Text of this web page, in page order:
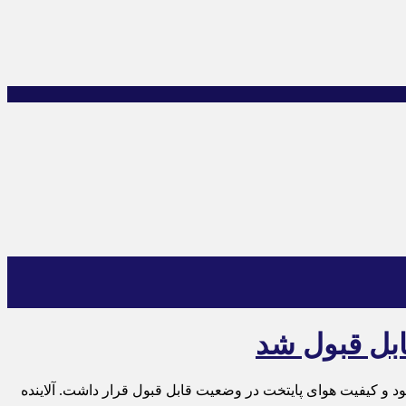
اقتصاد آنلاین به نقل از ایلنا، آلاینده شاخص هوای پایتخت طی ۲۴ ساعت گذشته «ذرات معلق کمتر از ۲.۵میکرون» با میانگین ۶۱ بود و کیفیت هوای پایتخت در وضعیت قابل قبول قرار داشت. آلاینده